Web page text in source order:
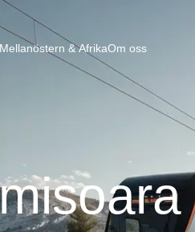
Mellanöstern & AfrikaOm oss